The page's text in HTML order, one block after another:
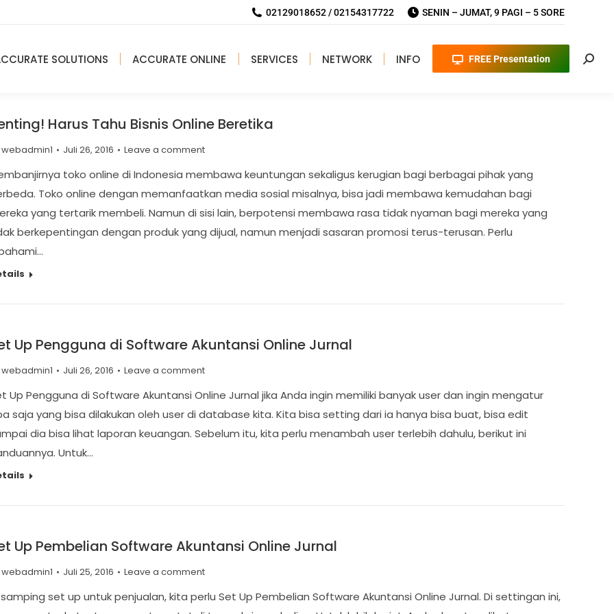
02129018652 / 02154317722 SENIN – JUMAT, 9 PAGI – 5 SORE
SOLUTIONS ACCURATE ONLINE SERVICES NETWORK INFO FREE Presentation
Harus Tahu Bisnis Online Beretika
webadmin1 Juli 26, 2016 Leave a comment
toko online di Indonesia membawa keuntungan sekaligus kerugian bagi berbagai pihak yang
Toko online dengan memanfaatkan media sosial misalnya, bisa jadi membawa kemudahan bagi
yang tertarik membeli. Namun di sisi lain, berpotensi membawa rasa tidak nyaman bagi mereka yang
berkepentingan dengan produk yang dijual, namun menjadi sasaran promosi terus-terusan. Perlu
Up Pengguna di Software Akuntansi Online Jurnal
webadmin1 Juli 26, 2016 Leave a comment
Up Pengguna di Software Akuntansi Online Jurnal jika Anda ingin memiliki banyak user dan ingin mengatur
saja yang bisa dilakukan oleh user di database kita. Kita bisa setting dari ia hanya bisa buat, bisa edit
dia bisa lihat laporan keuangan. Sebelum itu, kita perlu menambah user terlebih dahulu, berikut ini
Untuk…
Up Pembelian Software Akuntansi Online Jurnal
webadmin1 Juli 25, 2016 Leave a comment
samping set up untuk penjualan, kita perlu Set Up Pembelian Software Akuntansi Online Jurnal. Di settingan ini,